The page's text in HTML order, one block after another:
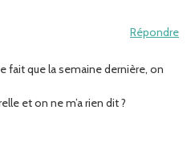
Répondre
fait que la semaine dernière, on
et on ne m’a rien dit ?